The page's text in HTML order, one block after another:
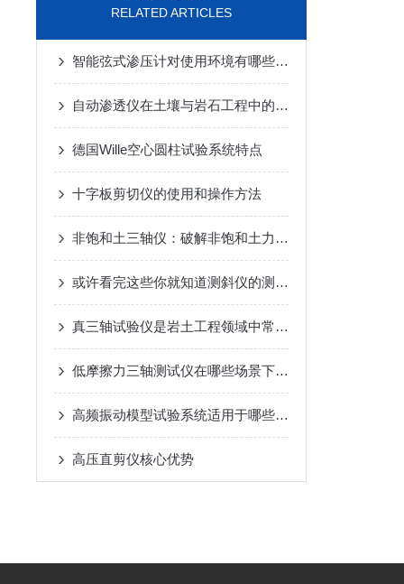
RELATED ARTICLES
智能弦式渗压计对使用环境有哪些要求
自动渗透仪在土壤与岩石工程中的应用分析
德国Wille空心圆柱试验系统特点
十字板剪切仪的使用和操作方法
非饱和土三轴仪：破解非饱和土力学检测难题的仪器
或许看完这些你就知道测斜仪的测量原理吧
真三轴试验仪是岩土工程领域中常用的实验设备之一
低摩擦力三轴测试仪在哪些场景下应用比较广泛
高频振动模型试验系统适用于哪些实验对象？
高压直剪仪核心优势